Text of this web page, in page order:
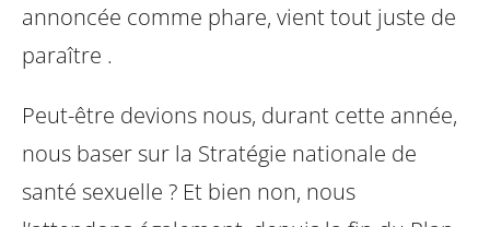
annoncée comme phare, vient tout juste de
paraître .
Peut-être devions nous, durant cette année,
nous baser sur la Stratégie nationale de
santé sexuelle ? Et bien non, nous